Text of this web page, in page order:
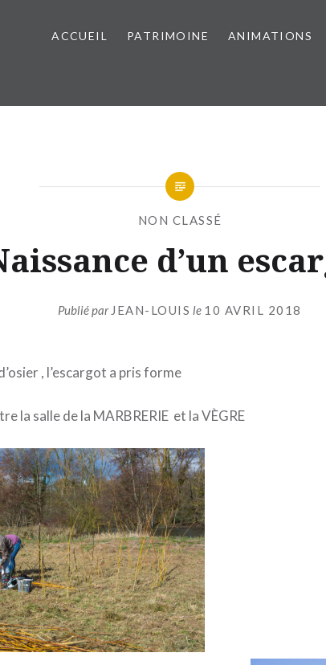
ACCUEIL PATRIMOINE ANIMATIONS
NON CLASSÉ
d’un
Publié par JEAN-LOUIS le 10 AVRIL 2018
, l’escargot a pris forme
la salle de la MARBRERIE et la VÈGRE